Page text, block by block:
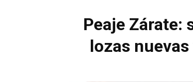
Peaje Zárate:
lozas